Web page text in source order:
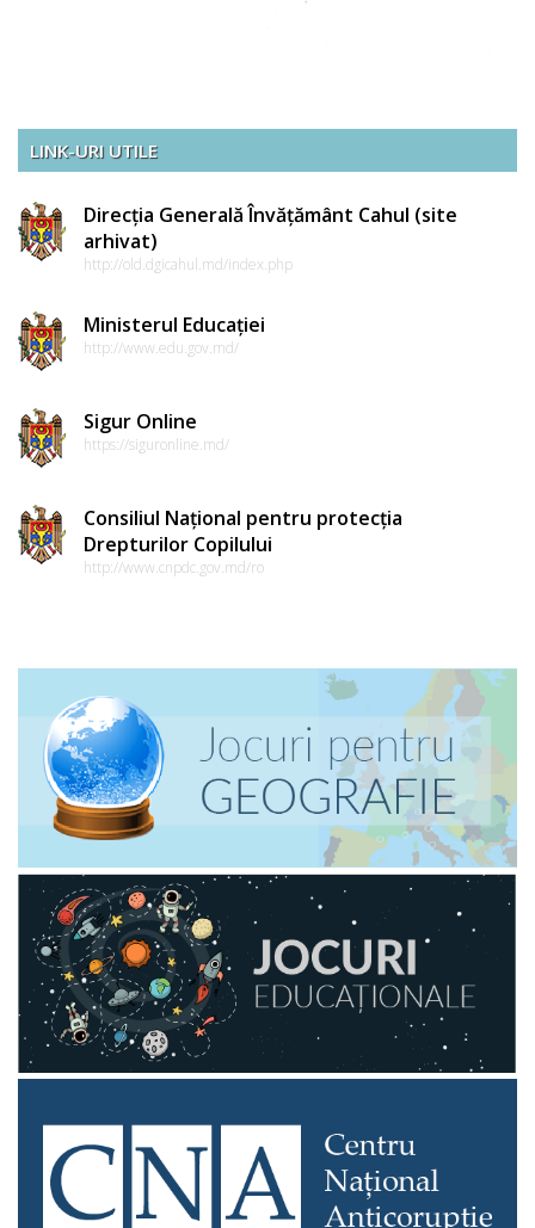
LINK-URI UTILE
Direcția Generală Învățământ Cahul (site
arhivat)
http://old.dgicahul.md/index.php
Ministerul Educației
http://www.edu.gov.md/
Sigur Online
https://siguronline.md/
Consiliul Național pentru protecția
Drepturilor Copilului
http://www.cnpdc.gov.md/ro